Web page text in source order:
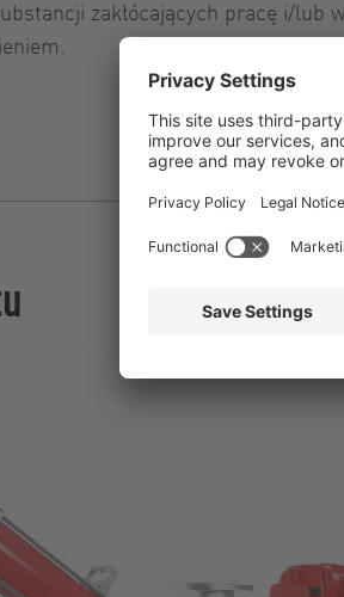
zakłócających pracę i/lub